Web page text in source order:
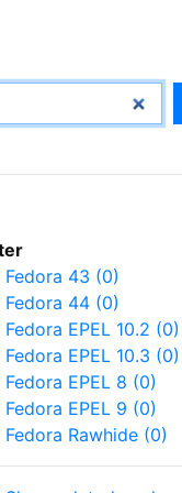
Fedora 43 (0)
Fedora 44 (0)
Fedora EPEL 10.2 (0)
Fedora EPEL 10.3 (0)
Fedora EPEL 8 (0)
Fedora EPEL 9 (0)
Fedora Rawhide (0)